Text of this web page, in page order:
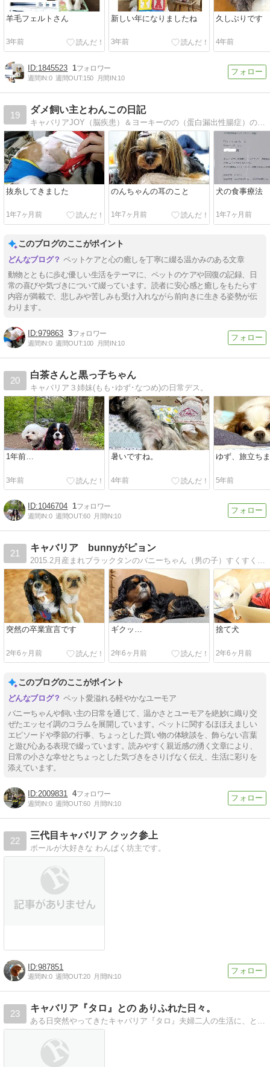
羊毛フェルトさん
3年前
新しい年になりましたね
3年前
久しぶりです
4年前
1845523 1
週間IN:0 週間OUT:150 月間IN:10
19
ダメ飼い主とわんこの日記
キャバリアJOY（脳疾患）＆ヨーキーのの（蛋白漏出性腸症）の闘病記と日々のこと、お出かけの記録。そしてたまにアウトドア。
抜糸してきました
1年7ヶ月前
のんちゃんの耳のこと
1年7ヶ月前
犬の食事療法
1年7ヶ月前
このブログのここがポイント
ペットケアと心の癒しを丁寧に綴る温かみのある文章
動物とともに歩む優しい生活をテーマに、ペットのケアや回復の記録、日
常の喜びや気づきについて綴っています。読者に安心感と癒しをもたらす
内容が満載で、悲しみや苦しみも受け入れながら前向きに生きる姿勢が伝
わります。
979863 3
週間IN:0 週間OUT:100 月間IN:10
20
白茶さんと黒っ子ちゃん
キャバリア３姉妹(もも･ゆず･なつめ)の日常デス。
1年前…
3年前
暑いですね。
4年前
ゆず、旅立ち
5年前
1046704 1
週間IN:0 週間OUT:60 月間IN:10
21
キャバリア bunnyがピョン
2015.2月産まれブラックタンのバニーちゃん（男の子）すくすくやんちゃに育っています。
突然の卒業宣言です
2年6ヶ月前
ギクッ…
2年6ヶ月前
捨て犬
2年6ヶ月前
このブログのここがポイント
ペット愛溢れる軽やかなユーモア
バニーちゃんや飼い主の日常を通じて、温かさとユーモアを絶妙に織り交
ぜたエッセイ調のコラムを展開しています。ペットに関するほほえましい
エピソードや季節の行事、ちょっとした買い物の体験談を、飾らない言葉
と遊び心ある表現で綴っています。読みやすく親近感の湧く文章により、
日常の小さな幸せとちょっとした気づきをさりげなく伝え、生活に彩りを
添えています。
2009831 4
週間IN:0 週間OUT:60 月間IN:10
22
三代目キャバリア クック参上
ボールが大好きな わんぱく坊主です。
987851
週間IN:0 週間OUT:20 月間IN:10
23
キャバリア『タロ』との ありふれた日々。
ある日突然やってきたキャバリア『タロ』夫婦二人の生活に、とんでもなく愛しい存在が現れた！！